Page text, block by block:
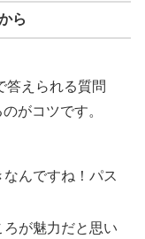
ら
答えられる質問
がコツです。
なんですね！パス
ろが魅力だと思い